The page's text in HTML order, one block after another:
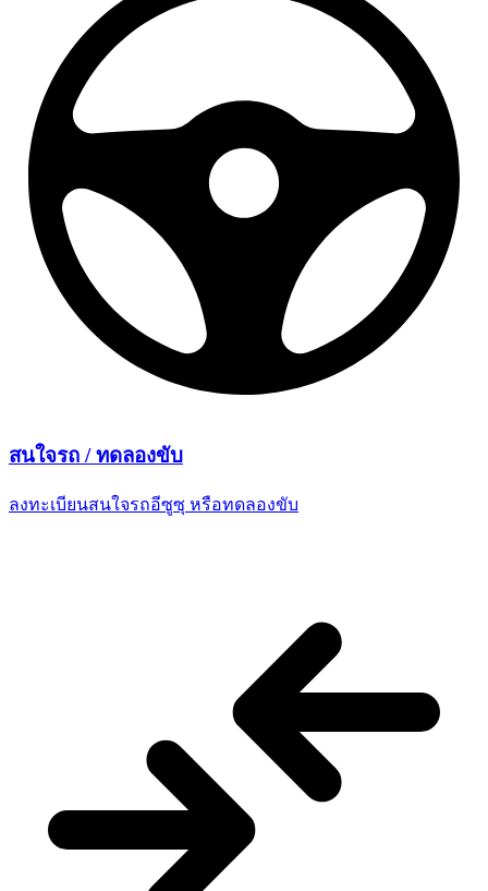
สนใจรถ /ทดลองขับ
ลงทะเบียนสนใจรถอีซูซุ หรือทดลองขับ